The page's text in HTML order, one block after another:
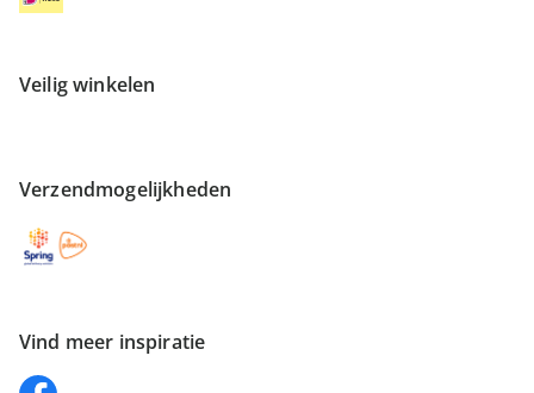
Veilig winkelen
Verzendmogelijkheden
Vind meer inspiratie